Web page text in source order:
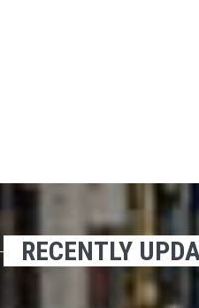
RECENTLY